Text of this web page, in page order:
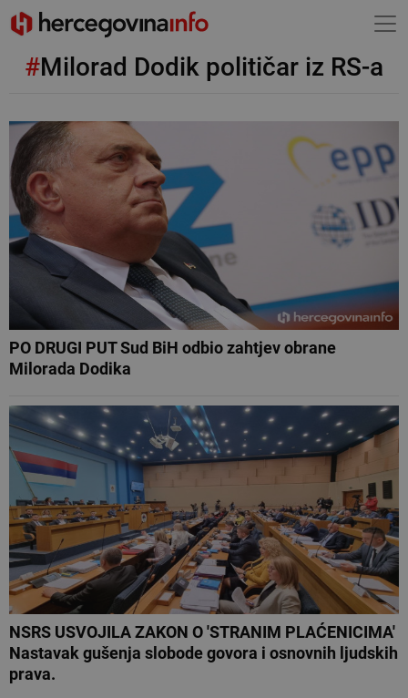
#Milorad Dodik političar iz RS-a
PO DRUGI PUT Sud BiH odbio zahtjev obrane
Milorada Dodika
NSRS USVOJILA ZAKON O 'STRANIM PLAĆENICIMA'
Nastavak gušenja slobode govora i osnovnih ljudskih
prava.